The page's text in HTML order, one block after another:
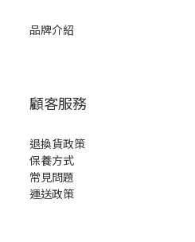
品牌介紹
顧客服務
退換貨政策
保養方式
常見問題
運送政策